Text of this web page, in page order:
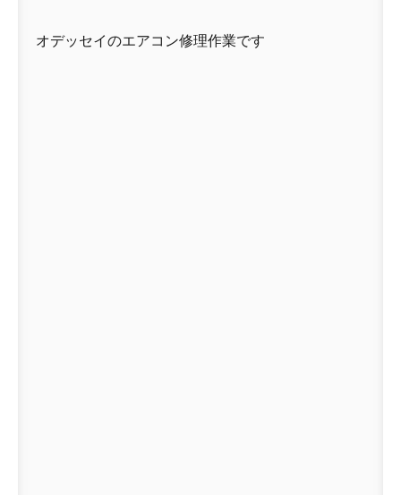
オデッセイのエアコン修理作業です